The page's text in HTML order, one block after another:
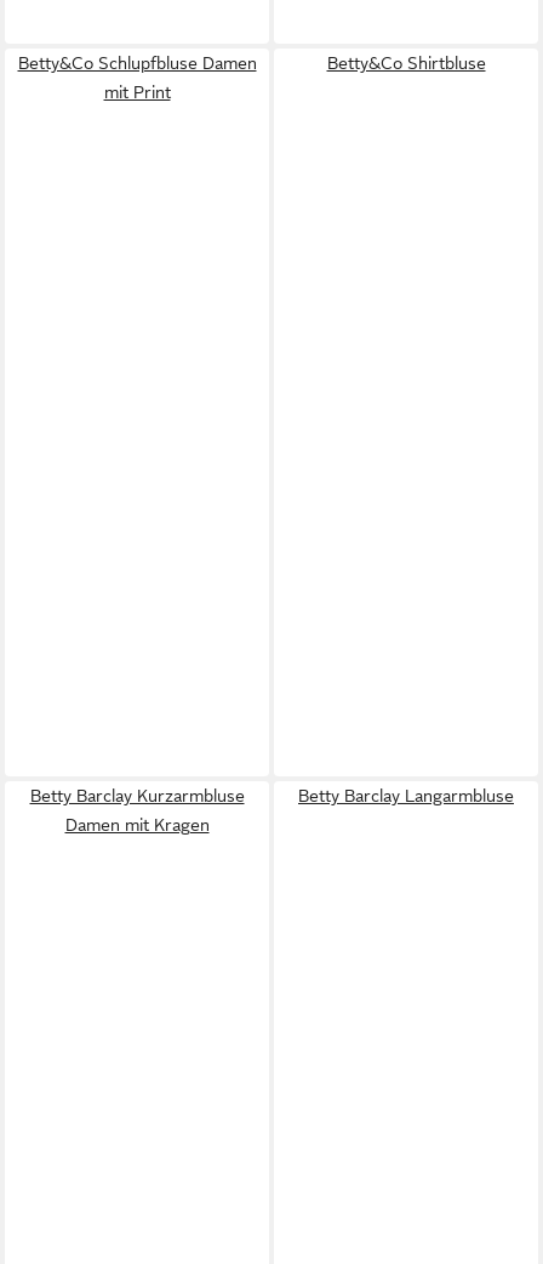
Betty&Co Schlupfbluse Damen
mit Print
Betty&Co Shirtbluse
Betty Barclay Kurzarmbluse
Damen mit Kragen
Betty Barclay Langarmbluse